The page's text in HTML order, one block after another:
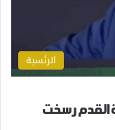
الرئسية
القدم رسخت